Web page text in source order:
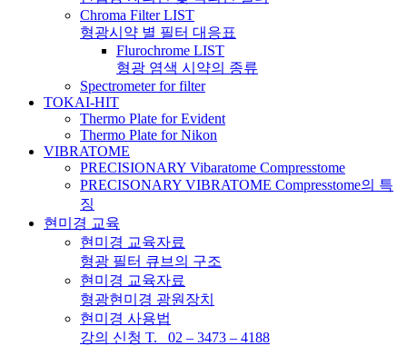
Chroma Filter LIST
형광시약 별 필터 대응표
Flurochrome LIST
형광 염색 시약의 종류
Spectrometer for filter
TOKAI-HIT
Thermo Plate for Evident
Thermo Plate for Nikon
VIBRATOME
PRECISIONARY Vibaratome Compresstome
PRECISONARY VIBRATOME Compresstome의 특
징
현미경 교육
현미경 교육자료
형광 필터 큐브의 구조
현미경 교육자료
형광현미경 광원장치
현미경 사용법
강의 신청 T. 02 – 3473 – 4188